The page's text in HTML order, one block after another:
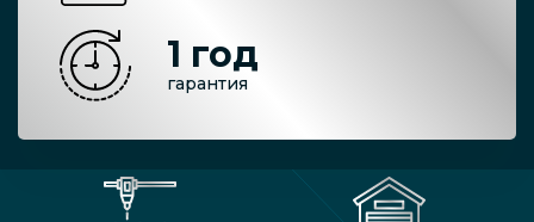
1 год
гарантия